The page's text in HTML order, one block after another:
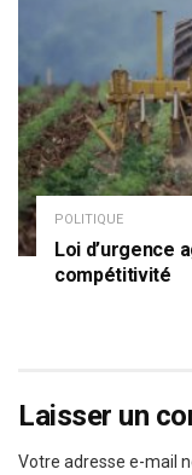
POLITIQUE
Loi d’urgence
compétitivité
Laisser un
Votre adresse e-mail